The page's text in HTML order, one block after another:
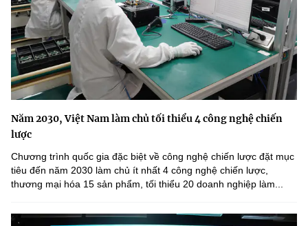
Năm 2030, Việt Nam làm chủ tối thiểu 4 công nghệ chiến
lược
Chương trình quốc gia đặc biệt về công nghệ chiến lược đặt mục
tiêu đến năm 2030 làm chủ ít nhất 4 công nghệ chiến lược,
thương mại hóa 15 sản phẩm, tối thiểu 20 doanh nghiệp làm...